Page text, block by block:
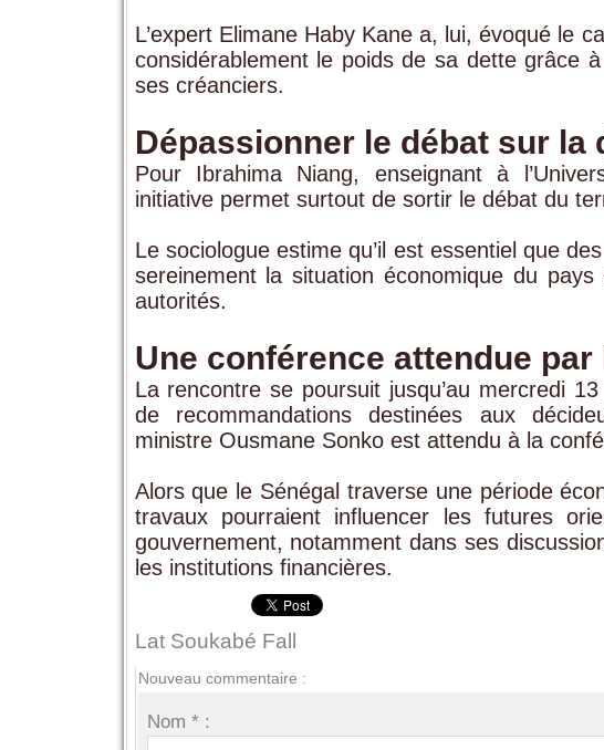
L’expert Elimane Haby Kanea, lui, évoqué le
considérablement le poids de sa dette grâce
ses créanciers.
Dépassionner le débat sur la
Pour Ibrahima Niang, enseignant à l’
initiative permet surtout de sortir le débat du
Le sociologue estime qu’il est essentiel que
sereinement la situation économique du
autorités.
Une conférence attendue
La rencontre se poursuit jusqu’au mercredi
de recommandations destinées aux
ministre Ousmane Sonkoest attendu à la
Alors que le Sénégal traverse une période
travaux pourraient influencer les futures
gouvernement, notamment dans ses
les institutions financières.
Lat Soukabé Fall
Nouveau commentaire :
Nom * :